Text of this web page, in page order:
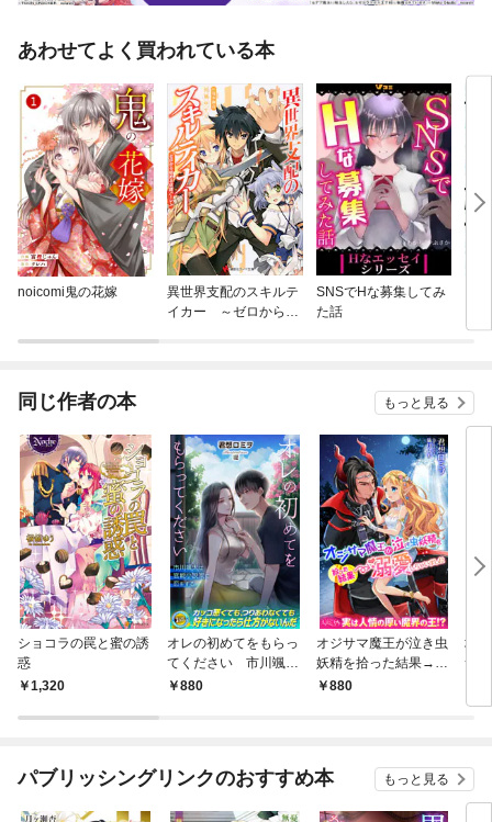
あわせてよく買われている本
noicomi鬼の花嫁
異世界支配のスキルテ
イカー ～ゼロから始
SNSでHな募集してみ
た話
神
同じ作者の本 もっと見る
ショコラの罠と蜜の誘
惑
1,320
オレの初めてをもらっ
てください 市川颯太
は官能小説家に恋をす
880
オジサマ魔王が泣き虫
妖精を拾った結果→溺
愛しちゃいました01
880
地
サ
な
パブリッシングリンクのおすすめ本 もっと見る